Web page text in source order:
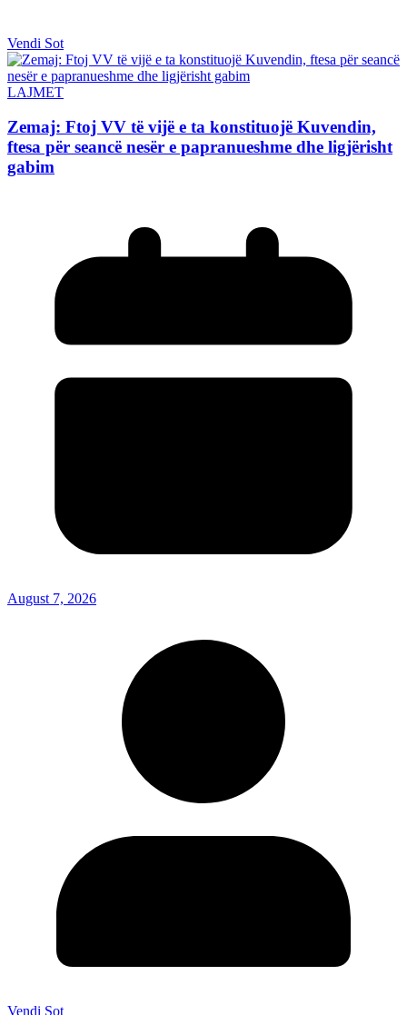
Vendi Sot
LAJMET
Zemaj: Ftoj VV të vijë e ta konstituojë Kuvendin,
ftesa për seancë nesër e papranueshme dhe ligjërisht
gabim
August 7, 2026
Vendi Sot